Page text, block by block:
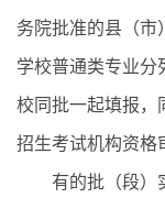
务院批准的县（市
学校普通类专业分
校同批一起填报，
招生考试机构资格
有的批（段）实